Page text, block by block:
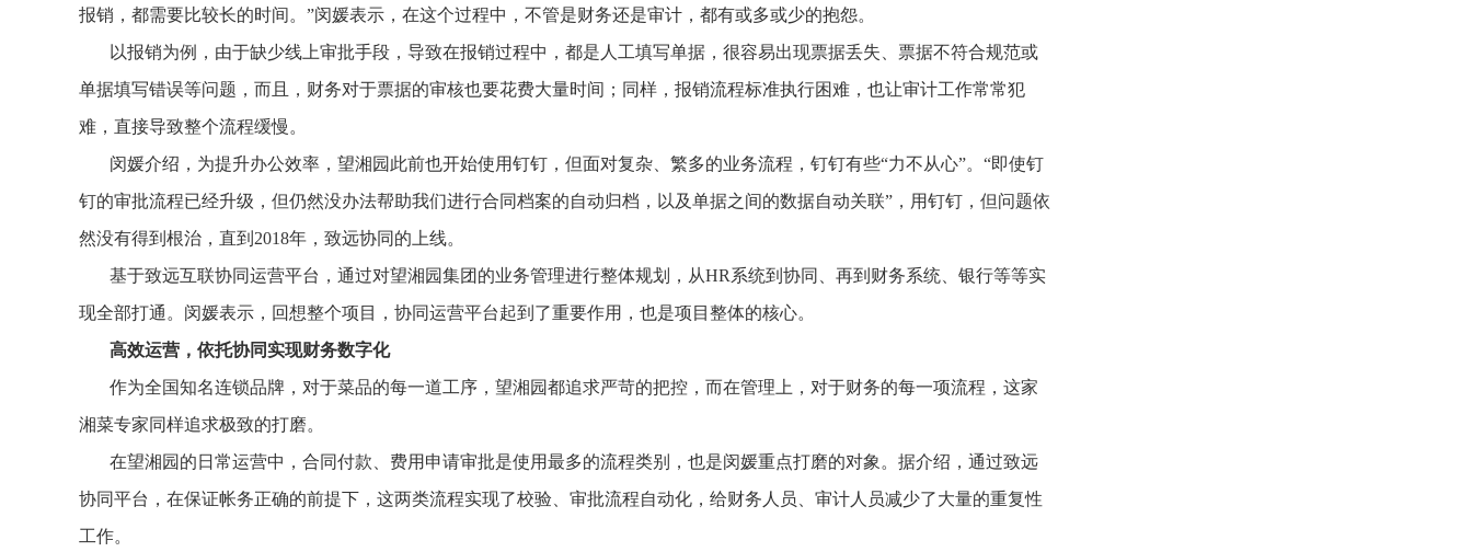
报销，都需要比较长的时间。”闵媛表示，在这个过程中，不管是财务还是审计，都有或多或少的抱怨。
以报销为例，由于缺少线上审批手段，导致在报销过程中，都是人工填写单据，很容易出现票据丢失、票据不符合规范或
单据填写错误等问题，而且，财务对于票据的审核也要花费大量时间；同样，报销流程标准执行困难，也让审计工作常常犯
难，直接导致整个流程缓慢。
闵媛介绍，为提升办公效率，望湘园此前也开始使用钉钉，但面对复杂、繁多的业务流程，钉钉有些“力不从心”。“即使钉
钉的审批流程已经升级，但仍然没办法帮助我们进行合同档案的自动归档，以及单据之间的数据自动关联”，用钉钉，但问题依
然没有得到根治，直到2018年，致远协同的上线。
基于致远互联协同运营平台，通过对望湘园集团的业务管理进行整体规划，从HR系统到协同、再到财务系统、银行等等实
现全部打通。闵媛表示，回想整个项目，协同运营平台起到了重要作用，也是项目整体的核心。
高效运营，依托协同实现财务数字化
作为全国知名连锁品牌，对于菜品的每一道工序，望湘园都追求严苛的把控，而在管理上，对于财务的每一项流程，这家
湘菜专家同样追求极致的打磨。
在望湘园的日常运营中，合同付款、费用申请审批是使用最多的流程类别，也是闵媛重点打磨的对象。据介绍，通过致远
协同平台，在保证帐务正确的前提下，这两类流程实现了校验、审批流程自动化，给财务人员、审计人员减少了大量的重复性
工作。